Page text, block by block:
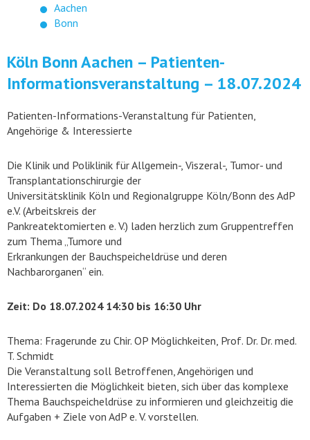
Aachen
Bonn
Köln Bonn Aachen – Patienten-
Informationsveranstaltung – 18.07.2024
Patienten-Informations-Veranstaltung für Patienten,
Angehörige & Interessierte
Die Klinik und Poliklinik für Allgemein-, Viszeral-, Tumor- und
Transplantationschirurgie der
Universitätsklinik Köln und Regionalgruppe Köln/Bonn des AdP
e.V. (Arbeitskreis der
Pankreatektomierten e. V.) laden herzlich zum Gruppentreffen
zum Thema „Tumore und
Erkrankungen der Bauchspeicheldrüse und deren
Nachbarorganen“ ein.
Zeit: Do 18.07.2024 14:30 bis 16:30 Uhr
Thema: Fragerunde zu Chir. OP Möglichkeiten, Prof. Dr. Dr. med.
T. Schmidt
Die Veranstaltung soll Betroffenen, Angehörigen und
Interessierten die Möglichkeit bieten, sich über das komplexe
Thema Bauchspeicheldrüse zu informieren und gleichzeitig die
Aufgaben + Ziele von AdP e. V. vorstellen.